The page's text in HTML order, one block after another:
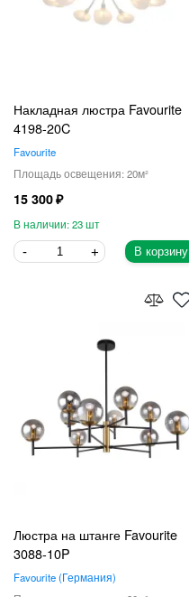
Накладная люстра Favourite
4198-20C
Favourite
20
15 300
23
В корзину
Люстра на штанге Favourite
3088-10P
Favourite Германия